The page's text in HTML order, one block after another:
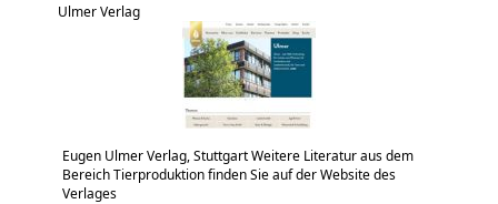
Ulmer Verlag
Eugen Ulmer Verlag, Stuttgart Weitere Literatur aus dem
Bereich Tierproduktion finden Sie auf der Website des
Verlages